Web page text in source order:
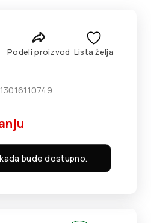
Podeli proizvod Lista želja
bude dostupno.